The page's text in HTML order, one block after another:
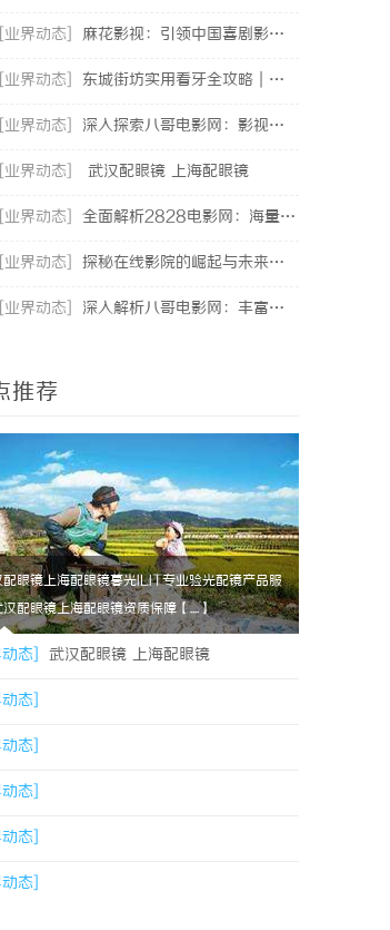
[业界动态] 麻花影视：引领中国喜剧影视作品的创新与发展之路
[业界动态] 东城街坊实用看牙全攻略｜牙松动修复、微创智齿、数字化种牙指南
[业界动态] 深入探索八哥电影网：影视资源的宝库与用户体验的革新
[业界动态] 武汉配眼镜 上海配眼镜
[业界动态] 全面解析2828电影网：海量影视资源的优质观看平台
[业界动态] 探秘在线影院的崛起与未来发展趋势分析
[业界动态] 深入解析八哥电影网：丰富影视资源的在线宝库
推荐
配眼镜上海配眼镜暮光ILIT专业验光配镜产品服
配眼镜上海配眼镜资质保障【....】
态] 武汉配眼镜 上海配眼镜
态]
态]
态]
态]
态]